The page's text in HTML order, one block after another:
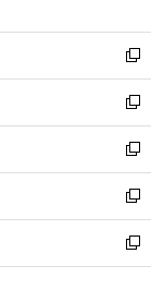
開
く
ウ
で
開
く
ン
ド
ウ
で
開
く
ウ
ィ
ン
ド
ウ
で
開
く
新
し
い
ウ
ィ
ン
ド
ウ
で
開
新
し
い
ウ
ィ
ン
ド
ウ
新
し
い
ウ
ィ
ン
新
し
い
ウ
新
し